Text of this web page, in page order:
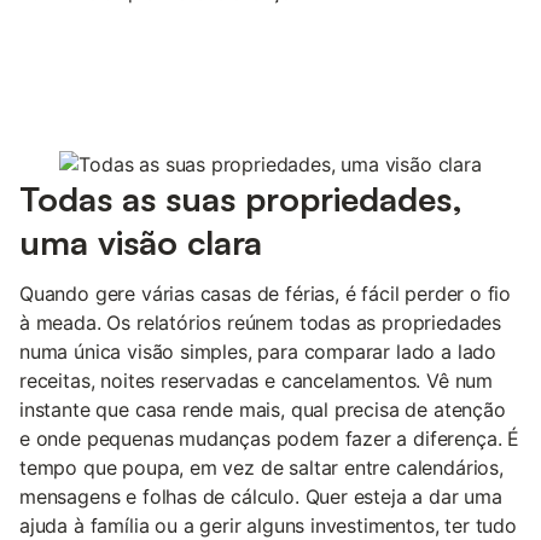
Todas as suas propriedades,
uma visão clara
Quando gere várias casas de férias, é fácil perder o fio
à meada. Os relatórios reúnem todas as propriedades
numa única visão simples, para comparar lado a lado
receitas, noites reservadas e cancelamentos. Vê num
instante que casa rende mais, qual precisa de atenção
e onde pequenas mudanças podem fazer a diferença. É
tempo que poupa, em vez de saltar entre calendários,
mensagens e folhas de cálculo. Quer esteja a dar uma
ajuda à família ou a gerir alguns investimentos, ter tudo